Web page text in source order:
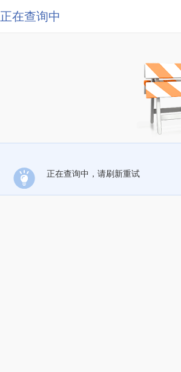
正在查询中
正在查询中，请刷新重试